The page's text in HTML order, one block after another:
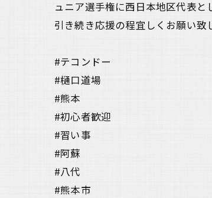
ュニア選手権に西日本地区代表と
引き続き応援の程宜しくお願い致
#テコンドー
#樋口道場
#熊本
#初心者歓迎
#習い事
#阿蘇
#八代
#熊本市